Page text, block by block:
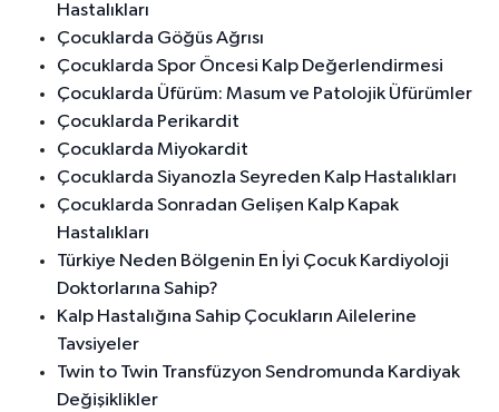
Hastalıkları
Çocuklarda Göğüs Ağrısı
Çocuklarda Spor Öncesi Kalp Değerlendirmesi
Çocuklarda Üfürüm: Masum ve Patolojik Üfürümler
Çocuklarda Perikardit
Çocuklarda Miyokardit
Çocuklarda Siyanozla Seyreden Kalp Hastalıkları
Çocuklarda Sonradan Gelişen Kalp Kapak
Hastalıkları
Türkiye Neden Bölgenin En İyi Çocuk Kardiyoloji
Doktorlarına Sahip?
Kalp Hastalığına Sahip Çocukların Ailelerine
Tavsiyeler
Twin to Twin Transfüzyon Sendromunda Kardiyak
Değişiklikler